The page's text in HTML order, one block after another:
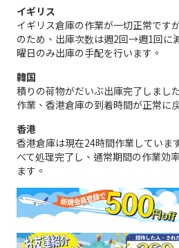
イギリス
イギリス倉庫の作業が一切正常です
のため、出庫次数は週2回→週1回に
曜日のみ出庫の手配を行います。
韓国
積りの荷物がだいぶ出庫完了しまし
作業、香港倉庫の到着時間が正常に
香港
香港倉庫は現在24時間作業していま
べて処理完了し、通常期間の作業効
ます。